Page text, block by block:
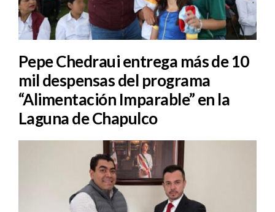
Pepe Chedraui entrega más de 10
mil despensas del programa
“Alimentación Imparable” en la
Laguna de Chapulco